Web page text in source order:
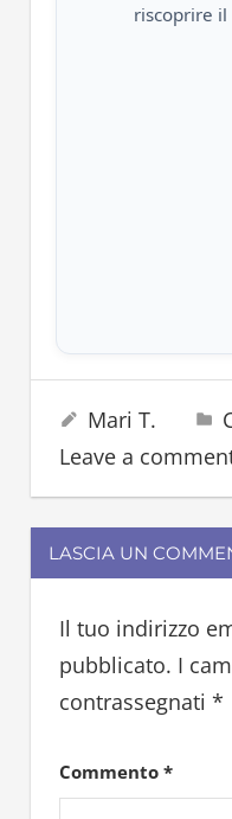
riscoprire il
schiena
sedia
29 Dicembre
Mari T.
Leave a
LASCIA UN
Il tuo indirizzo
pubblicato. I
contrassegnati *
Commento *